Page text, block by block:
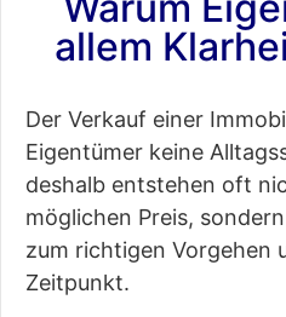
allem
Der Verkauf einer
Eigentümer keine
deshalb entstehen oft
möglichen Preis,
zum richtigen Vorgehen
Zeitpunkt.